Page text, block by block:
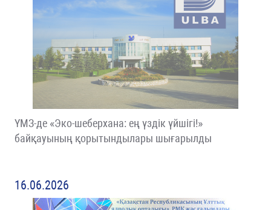
ҮМЗ-де «Эко-шеберхана: ең үздік үйшігі!»
байқауының қорытындылары шығарылды
16.06.2026